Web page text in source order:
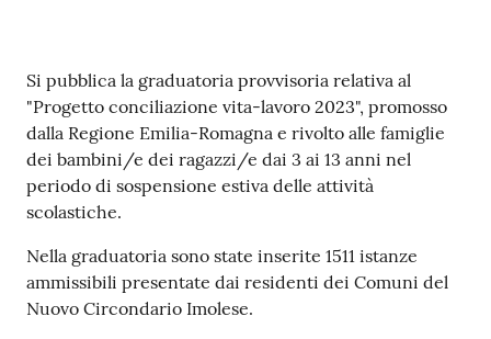
Contenuto
Si pubblica la graduatoria provvisoria relativa al
"Progetto conciliazione vita-lavoro 2023", promosso
dalla Regione Emilia-Romagna e rivolto alle famiglie
dei bambini/e dei ragazzi/e dai 3 ai 13 anni nel
periodo di sospensione estiva delle attività
scolastiche.
Nella graduatoria sono state inserite 1511 istanze
ammissibili presentate dai residenti dei Comuni del
Nuovo Circondario Imolese.